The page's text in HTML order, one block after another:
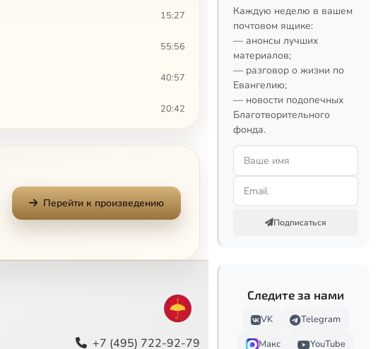
15:27
55:56
40:57
20:42
21:54 Сейчас
14:54
16:36
4:39
Перейти к произведению
+7 (495) 722-92-79
Каждую неделю в вашем
почтовом ящике:
— анонсы лучших
материалов;
— разговор о жизни по
Евангелию;
— новости подопечных
Благотворительного
фонда.
Подписаться
Следите за нами
VK
Telegram
Макс
YouTube